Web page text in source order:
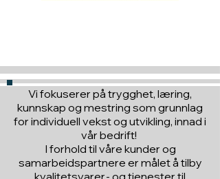
Vi fokuserer på trygghet, læring,
kunnskap og mestring som grunnlag
for individuell vekst og utvikling, innad i
vår bedrift!
I forhold til våre kunder og
samarbeidspartnere er målet å tilby